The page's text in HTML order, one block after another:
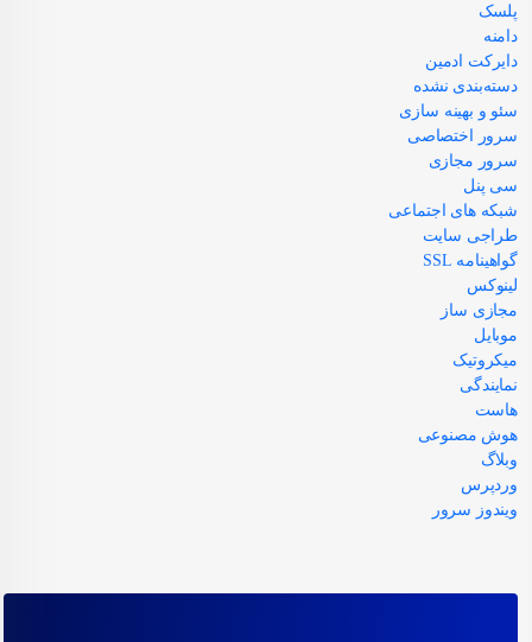
پلسک
دامنه
دایرکت ادمین
دسته‌بندی نشده
سئو و بهینه سازی
سرور اختصاصی
سرور مجازی
سی پنل
شبکه های اجتماعی
طراجی سایت
گواهینامه SSL
لینوکس
مجازی ساز
موبایل
میکروتیک
نمایندگی
هاست
هوش مصنوعی
وبلاگ
وردپرس
ویندوز سرور